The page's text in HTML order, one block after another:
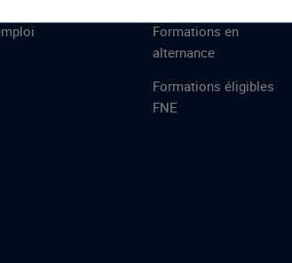
Formations en
alternance
Formations éligibles
FNE